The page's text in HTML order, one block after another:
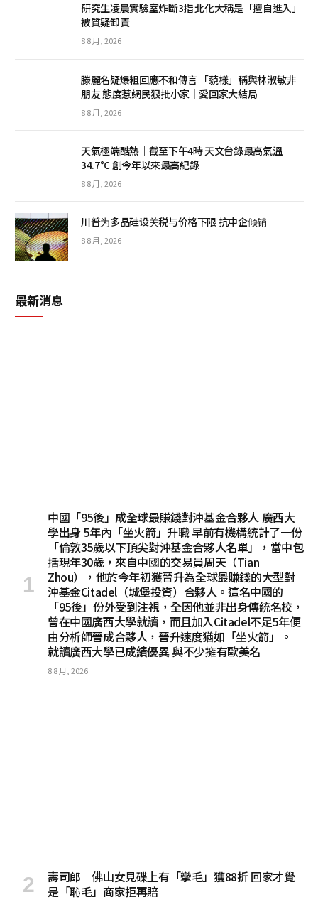
研究生凌晨實驗室炸斷3指 北化大稱是「擅自進入」
被質疑卸責
8 8 月, 2026
滕麗名疑爆粗回應不和傳言 「藐樣」稱與林淑敏非
朋友 態度惹網民狠批小家丨愛回家大結局
8 8 月, 2026
天氣極端酷熱｜截至下午4時 天文台錄最高氣溫
34.7°C 創今年以來最高紀錄
8 8 月, 2026
川普为多晶硅设关税与价格下限 抗中企倾销
8 8 月, 2026
最新消息
中國「95後」成全球最賺錢對沖基金合夥人 廣西大
學出身 5年內「坐火箭」升職 早前有機構統計了一份
「倫敦35歲以下頂尖對沖基金合夥人名單」，當中包
括現年30歲，來自中國的交易員周天（Tian
Zhou），他於今年初獲晉升為全球最賺錢的大型對
沖基金Citadel（城堡投資）合夥人。這名中國的
「95後」份外受到注視，全因他並非出身傳統名校，
曾在中國廣西大學就讀，而且加入Citadel不足5年便
由分析師晉成合夥人，晉升速度猶如「坐火箭」。
就讀廣西大學已成績優異 與不少擁有歐美名
8 8 月, 2026
壽司郎｜佛山女見碟上有「攣毛」獲88折 回家才覺
是「恥毛」商家拒再賠